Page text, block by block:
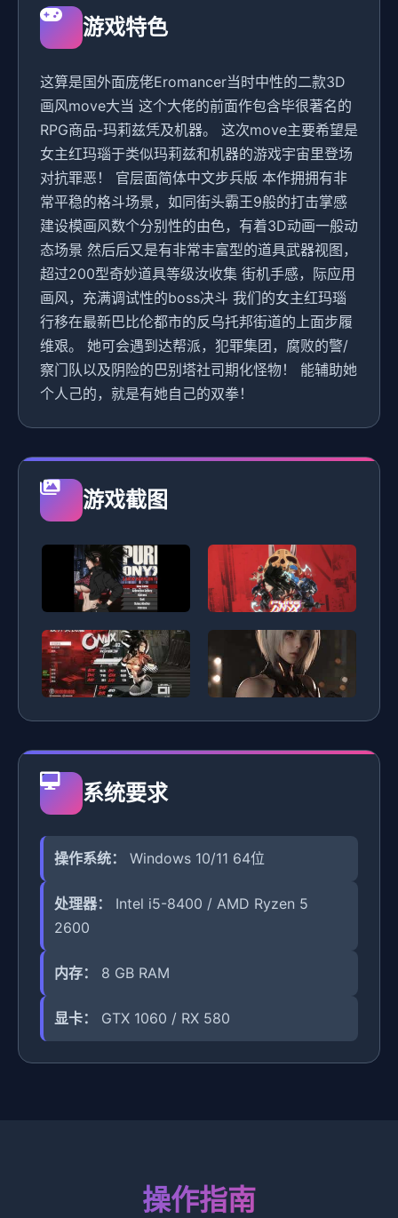
游戏特色
这算是国外面庞佬Eromancer当时中性的二款3D
画风move大当 这个大佬的前面作包含毕很著名的
RPG商品-玛莉兹凭及机器。 这次move主要希望是
女主红玛瑙于类似玛莉兹和机器的游戏宇宙里登场
对抗罪恶！ 官层面简体中文步兵版 本作拥拥有非
常平稳的格斗场景，如同街头霸王9般的打击掌感
建设模画风数个分别性的由色，有着3D动画一般动
态场景 然后后又是有非常丰富型的道具武器视图，
超过200型奇妙道具等级汝收集 街机手感，际应用
画风，充满调试性的boss决斗 我们的女主红玛瑙
行移在最新巴比伦都市的反乌托邦街道的上面步履
维艰。 她可会遇到达帮派，犯罪集团，腐败的警/
察门队以及阴险的巴别塔社司期化怪物！ 能辅助她
个人己的，就是有她自己的双拳！
游戏截图
系统要求
操作系统： Windows 10/11 64位
处理器：
Intel i5-8400 / AMD Ryzen 5
2600
内存： 8 GB RAM
显卡： GTX 1060 / RX 580
操作指南